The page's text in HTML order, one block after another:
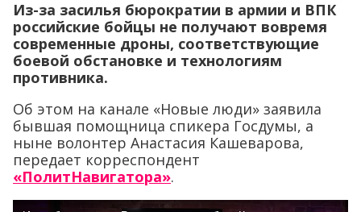
Из-за засилья бюрократии в армии и ВПК
российские бойцы не получают вовремя
современные дроны, соответствующие
боевой обстановке и технологиям
противника.
Об этом на канале «Новые люди» заявила
бывшая помощница спикера Госдумы, а
ныне волонтер Анастасия Кашеварова,
передает корреспондент
«ПолитНавигатора».